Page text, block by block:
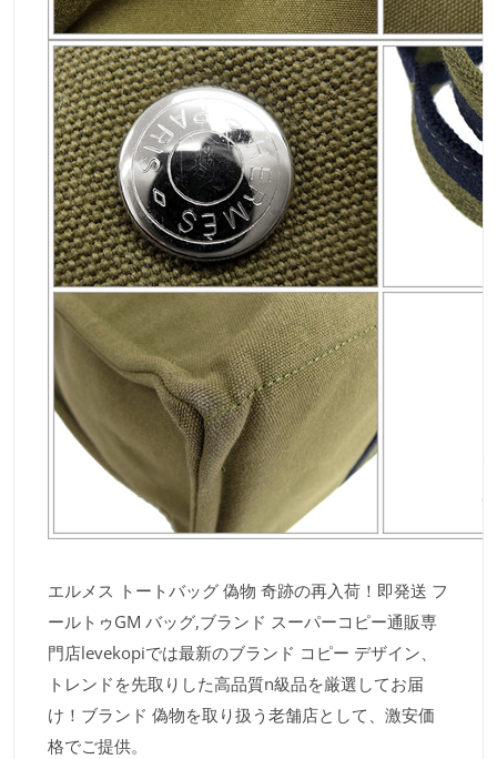
エルメス トートバッグ 偽物 奇跡の再入荷！即発送 フ
ールトゥGM バッグ,ブランド スーパーコピー通販専
門店levekopiでは最新のブランド コピー デザイン、
トレンドを先取りした高品質n級品を厳選してお届
け！ブランド 偽物を取り扱う老舗店として、激安価
格でご提供。